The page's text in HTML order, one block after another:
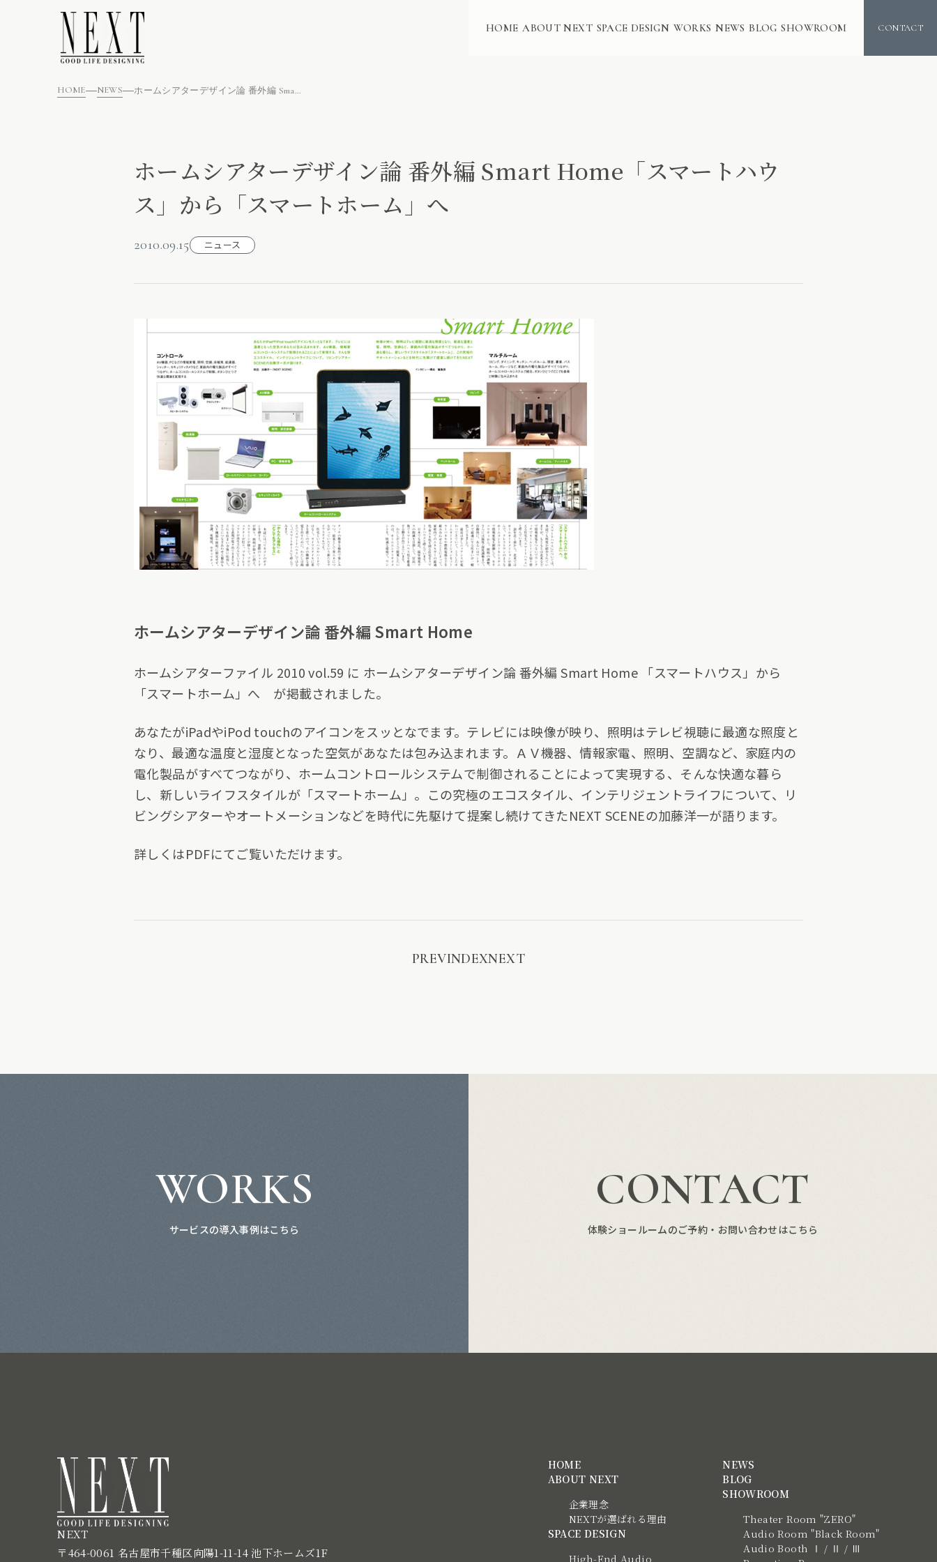
HOME ABOUT NEXT SPACE DESIGN WORKS NEWS BLOG SHOWROOM CONTACT
HOME NEWS ホームシアターデザイン論 番外編 Smart Home「スマートハウス」から「スマートホーム」へ
ホームシアターデザイン論 番外編 Smart Home「スマートハウ
ス」から「スマートホーム」へ
2010.09.15 ニュース
ホームシアターデザイン論 番外編 Smart Home
ホームシアターファイル 2010 vol.59 に ホームシアターデザイン論 番外編 Smart Home 「スマートハウス」から
「スマートホーム」へ が掲載されました。
あなたがiPadやiPod touchのアイコンをスッとなでます。テレビには映像が映り、照明はテレビ視聴に最適な照度と
なり、最適な温度と湿度となった空気があなたは包み込まれます。ＡＶ機器、情報家電、照明、空調など、家庭内の
電化製品がすべてつながり、ホームコントロールシステムで制御されることによって実現する、そんな快適な暮ら
し、新しいライフスタイルが「スマートホーム」。この究極のエコスタイル、インテリジェントライフについて、リ
ビングシアターやオートメーションなどを時代に先駆けて提案し続けてきたNEXT SCENEの加藤洋一が語ります。
詳しくはPDFにてご覧いただけます。
PREVINDEXNEXT
WORKS
サービスの導入事例はこちら
CONTACT
体験ショールームのご予約・お問い合わせはこちら
NEXT
〒464-0061 名古屋市千種区向陽1-11-14 池下ホームズ1F
HOME
ABOUT NEXT
企業理念
NEXTが選ばれる理由
SPACE DESIGN
High-End Audio
NEWS
BLOG
SHOWROOM
Theater Room "ZERO"
Audio Room "Black Room"
Audio Booth Ⅰ / Ⅱ / Ⅲ